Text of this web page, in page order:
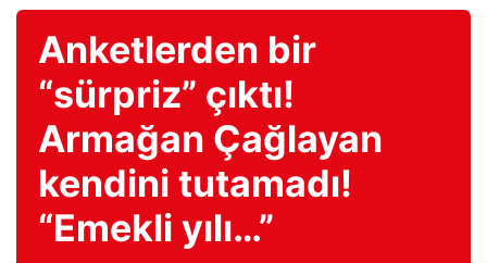
Anketlerden bir
“sürpriz” çıktı!
Armağan Çağlayan
kendini tutamadı!
“Emekli yılı…”